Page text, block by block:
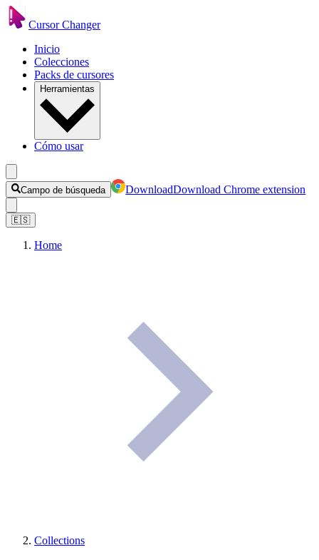
Cursor Changer
Inicio
Colecciones
Packs de cursores
Herramientas
Cómo usar
Campo de búsqueda DownloadDownload Chrome extension
🇪🇸
Home
Collections